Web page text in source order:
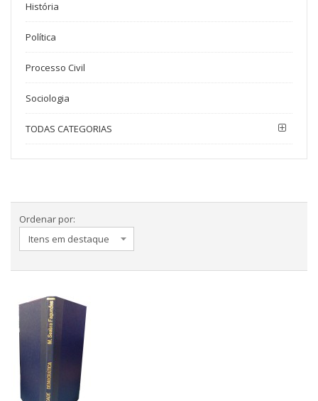
História
Política
Processo Civil
Sociologia
TODAS CATEGORIAS
Ordenar por: